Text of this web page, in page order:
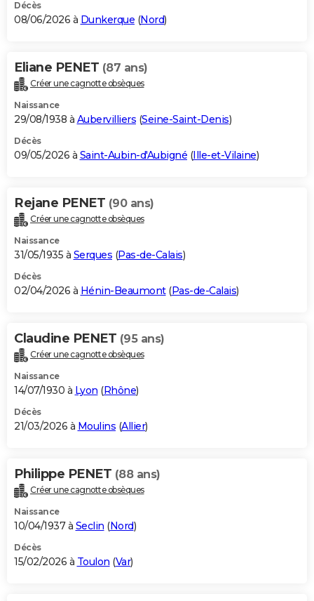
Décès
08/06/2026 à Dunkerque (Nord)
Eliane PENET (87 ans)
Créer une cagnotte obsèques
Naissance
29/08/1938 à Aubervilliers (Seine-Saint-Denis)
Décès
09/05/2026 à Saint-Aubin-d'Aubigné (Ille-et-Vilaine)
Rejane PENET (90 ans)
Créer une cagnotte obsèques
Naissance
31/05/1935 à Serques (Pas-de-Calais)
Décès
02/04/2026 à Hénin-Beaumont(Pas-de-Calais)
Claudine PENET (95 ans)
Créer une cagnotte obsèques
Naissance
14/07/1930 à Lyon (Rhône)
Décès
21/03/2026 à Moulins (Allier)
Philippe PENET (88 ans)
Créer une cagnotte obsèques
Naissance
10/04/1937 à Seclin (Nord)
Décès
15/02/2026 à Toulon (Var)